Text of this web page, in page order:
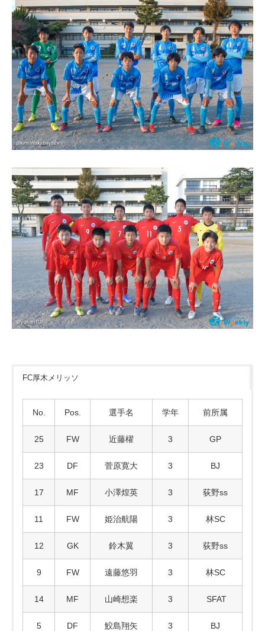
FC厚木メリッソ
No. Pos. 選手名 学年 前所属
25 FW 近藤櫂 3 GP
23 DF 菅原寛大 3 BJ
17 MF 小澤煌英 3 荻野ss
11 FW 姫治航陽 3 林SC
12 GK 鈴木翼 3 荻野ss
9 FW 遠藤悠羽 3 林SC
14 MF 山崎想楽 3 SFAT
5 DF 鮫島翔矢 3 BJ